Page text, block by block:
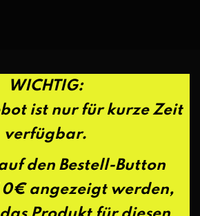
WICHTIG:
ist nur für kurze Zeit
verfügbar.
den Bestell-Button
0€ angezeigt werden,